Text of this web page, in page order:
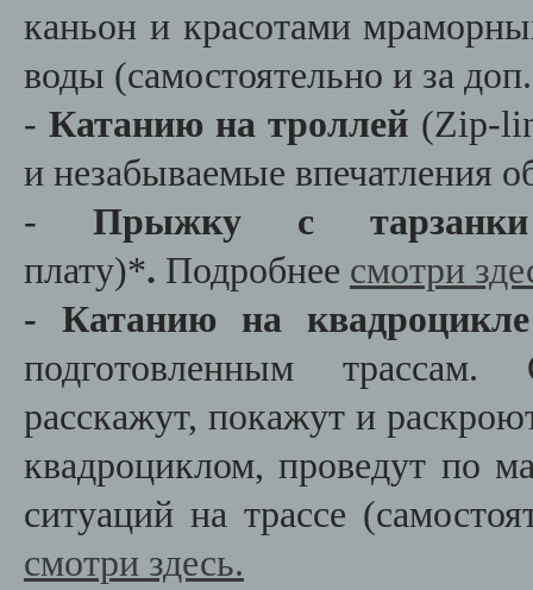
каньон и красотами
воды (самостоятельно и за
-Катанию на троллей (Zip-
и незабываемые впечатления
-Прыжку с
плату)*. Подробнее смотри
-Катанию на квадроцикле
подготовленным
расскажут, покажут и
квадроциклом, проведут по
ситуаций на трассе
смотри здесь.